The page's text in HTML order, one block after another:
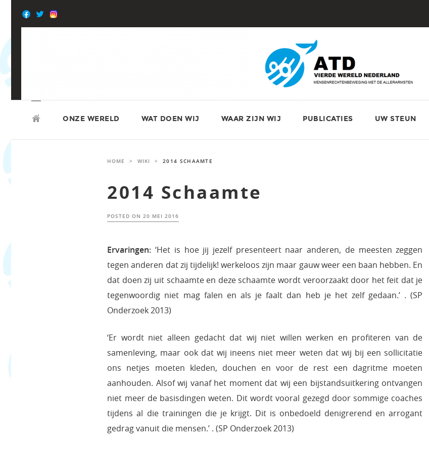
content
ATD VIERDE WERELD
TO
CONTENT
ONZE WERELD WAT DOEN WIJ WAAR ZIJN WIJ PUBLICATIES UW STEUN
HOME > WIKI > 2014 SCHAAMTE
2014 Schaamte
POSTED ON20 MEI 2016
Ervaringen: ‘Het is hoe jij jezelf presenteert naar anderen, de meesten zeggen
tegen anderen dat zij tijdelijk! werkeloos zijn maar gauw weer een baan hebben. En
dat doen zij uit schaamte en deze schaamte wordt veroorzaakt door het feit dat je
tegenwoordig niet mag falen en als je faalt dan heb je het zelf gedaan.’ . (SP
Onderzoek 2013)
‘Er wordt niet alleen gedacht dat wij niet willen werken en profiteren van de
samenleving, maar ook dat wij ineens niet meer weten dat wij bij een sollicitatie
ons netjes moeten kleden, douchen en voor de rest een dagritme moeten
aanhouden. Alsof wij vanaf het moment dat wij een bijstandsuitkering ontvangen
niet meer de basisdingen weten. Dit wordt vooral gezegd door sommige coaches
tijdens al die trainingen die je krijgt. Dit is onbedoeld denigrerend en arrogant
gedrag vanuit die mensen.’ . (SP Onderzoek 2013)